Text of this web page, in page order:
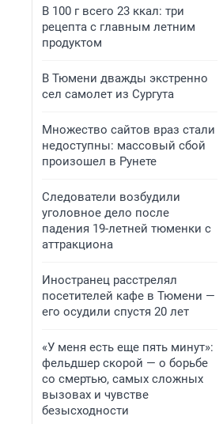
В 100 г всего 23 ккал: три
рецепта с главным летним
продуктом
В Тюмени дважды экстренно
сел самолет из Сургута
Множество сайтов враз стали
недоступны: массовый сбой
произошел в Рунете
Следователи возбудили
уголовное дело после
падения 19-летней тюменки с
аттракциона
Иностранец расстрелял
посетителей кафе в Тюмени —
его осудили спустя 20 лет
«У меня есть еще пять минут»:
фельдшер скорой — о борьбе
со смертью, самых сложных
вызовах и чувстве
безысходности